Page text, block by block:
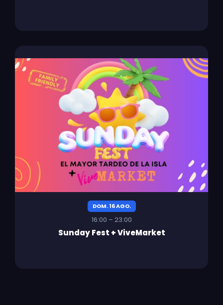
DOM. 16 AGO.
16:00 – 23:00
Sunday Fest + ViveMarket